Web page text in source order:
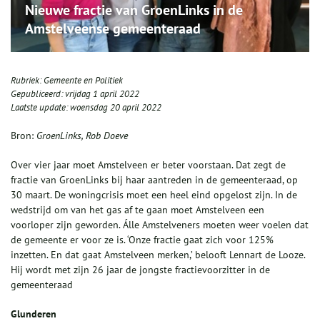
Nieuwe fractie van GroenLinks in de
Amstelveense gemeenteraad
Rubriek:Gemeente en Politiek
Gepubliceerd:vrijdag 1 april 2022
Laatste update:woensdag 20 april 2022
Bron: GroenLinks, Rob Doeve
Over vier jaar moet Amstelveen er beter voorstaan. Dat zegt de
fractie van GroenLinks bij haar aantreden in de gemeenteraad, op
30 maart. De woningcrisis moet een heel eind opgelost zijn. In de
wedstrijd om van het gas af te gaan moet Amstelveen een
voorloper zijn geworden. Álle Amstelveners moeten weer voelen dat
de gemeente er voor ze is. ‘Onze fractie gaat zich voor 125%
inzetten. En dat gaat Amstelveen merken,’ belooft Lennart de Looze.
Hij wordt met zijn 26 jaar de jongste fractievoorzitter in de
gemeenteraad
Glunderen